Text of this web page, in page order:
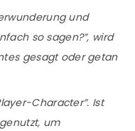
und
so sagen?”, wird
gesagt oder getan
Character”. Ist
um